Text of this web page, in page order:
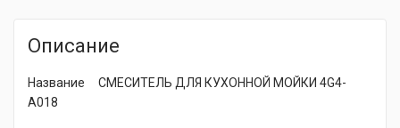
Описание
Название СМЕСИТЕЛЬ ДЛЯ КУХОННОЙ МОЙКИ 4G4-
A018